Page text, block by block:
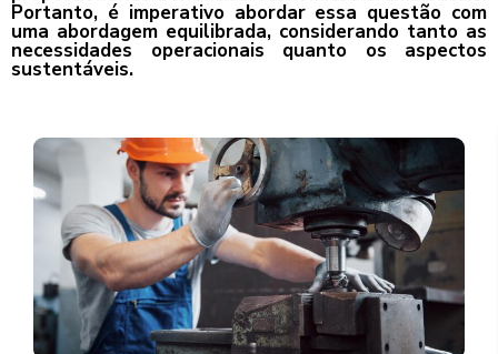
Portanto, é imperativo abordar essa questão com
uma abordagem equilibrada, considerando tanto as
necessidades operacionais quanto os aspectos
sustentáveis.